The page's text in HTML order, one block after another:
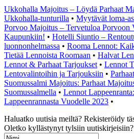
Ukkohalla Majoitus – Löydä Parhaat
Ukkohalla-tunturilla • Myytävät loma-
Porvoo Majoitus – Tervetuloa Porvoon
Kaupunkiin! • Hotelli Siuntio –
luonnonhelmassa • Rooma Lennot:
Tietää Lennoista Roomaan • Halvat
Lennot & Parhaat Tarjoukset • Lennot
Lentovalintoihin ja Tarjouksiin •
Suomussalmi Majoitus: Parhaat
Suomussalmella • Lennot
Lappeenrannasta Vuodelle 2023 •
Haluatko uutisia meiltä? Rekisteröidy
Oletko kyllästynyt tylsiin uutiskirjeisiin?